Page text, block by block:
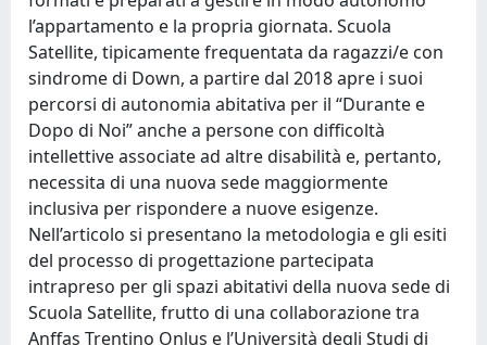
l’appartamento e la propria giornata. Scuola
Satellite, tipicamente frequentata da ragazzi/e con
sindrome di Down, a partire dal 2018 apre i suoi
percorsi di autonomia abitativa per il “Durante e
Dopo di Noi” anche a persone con difficoltà
intellettive associate ad altre disabilità e, pertanto,
necessita di una nuova sede maggiormente
inclusiva per rispondere a nuove esigenze.
Nell’articolo si presentano la metodologia e gli esiti
del processo di progettazione partecipata
intrapreso per gli spazi abitativi della nuova sede di
Scuola Satellite, frutto di una collaborazione tra
Anffas Trentino Onlus e l’Università degli Studi di